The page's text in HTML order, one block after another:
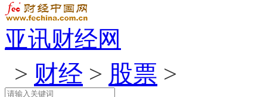
亚讯财经网
> 财经 > 股票 >